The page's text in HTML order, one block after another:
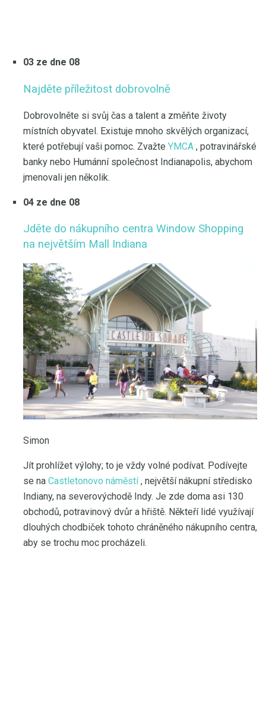
03 ze dne 08
Najděte příležitost dobrovolně
Dobrovolněte si svůj čas a talent a změňte životy
místních obyvatel. Existuje mnoho skvělých organizací,
které potřebují vaši pomoc. Zvažte YMCA , potravinářské
banky nebo Humánní společnost Indianapolis, abychom
jmenovali jen několik.
04 ze dne 08
Jděte do nákupního centra Window Shopping
na největším Mall Indiana
Simon
Jít prohlížet výlohy; to je vždy volné podívat. Podívejte
se na Castletonovo náměstí, největší nákupní středisko
Indiany, na severovýchodě Indy. Je zde doma asi 130
obchodů, potravinový dvůr a hřiště. Někteří lidé využívají
dlouhých chodbiček tohoto chráněného nákupního centra,
aby se trochu moc procházeli.